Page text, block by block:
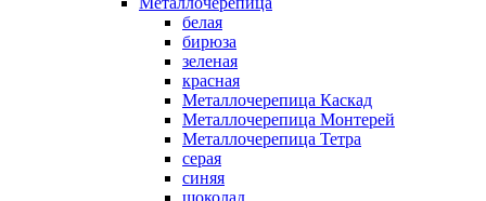
белая
бирюза
зеленая
красная
Металлочерепица Каскад
Металлочерепица Монтерей
Металлочерепица Тетра
серая
синяя
шоколад